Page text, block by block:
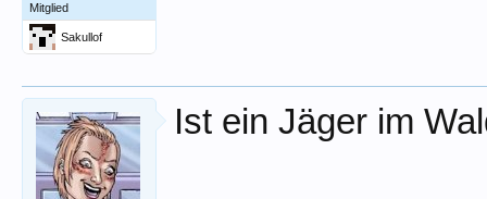
Mitglied
Sakullof
Ist ein Jäger im